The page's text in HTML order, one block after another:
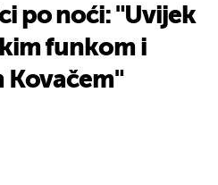
po noći: "Uvijek
funkom i
Kovačem"